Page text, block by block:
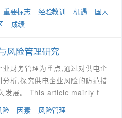
重要标志 经验教训 机遇
国人
成绩
风险管理研究
财务管理为重点,通过对供电企
析,探究供电企业风险的防范措
发展。 This article mainly f
险 因素 风险管理